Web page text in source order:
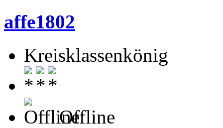
affe1802
Kreisklassenkönig
Offline